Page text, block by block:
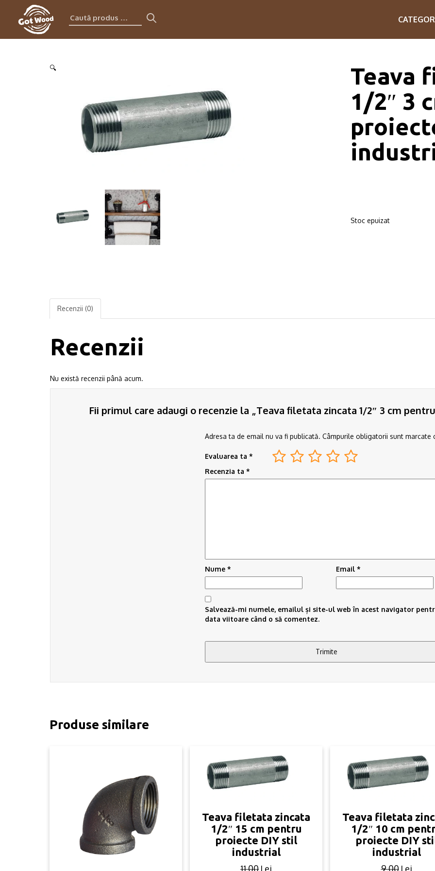
Caută
produs:
🔍
Teava
1/2″ 3
Stoc epuizat
Recenzii (0)
Recenzii
Nu există recenzii până acum.
Fii primul care adaugi o recenzie la „Teava filetata zincata 1/2″ 3 cm
Adresa ta de email nu va fi publicată. Câmpurile obligatorii sunt marcate
Evaluarea ta *
Recenzia ta *
Nume * Email *
Salvează-mi numele, emailul și site-ul web în acest navigator
data viitoare când o să comentez.
Produse similare
Teava filetata zincata
1/2″ 15 cm pentru
proiecte DIY stil
industrial
11.00 Lei
Teava filetata
1/2″ 10 cm
proiecte DIY
industrial
9.00 Lei